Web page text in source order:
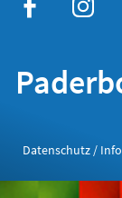
Datenschutz /